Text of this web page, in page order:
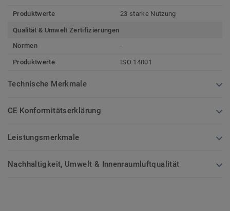
Produktwerte 23 starke Nutzung
Qualität & Umwelt Zertifizierungen
Normen
-
Produktwerte ISO 14001
Technische Merkmale
CE Konformitätserklärung
Leistungsmerkmale
Nachhaltigkeit, Umwelt & Innenraumluftqualität